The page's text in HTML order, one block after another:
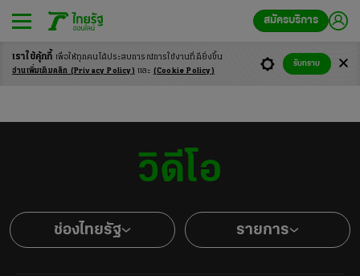
สมัครบริการ
วิดีโอ
ช่องไทยรัฐ รายการ
เราใช้คุ้กกี้ เพื่อให้ทุกคนได้ประสบการณ์การใช้งานที่ดียิ่งขึ้น
อ่านเพิ่มเติมคลิก (Privacy Policy) และ (Cookie Policy)
รับทราบ